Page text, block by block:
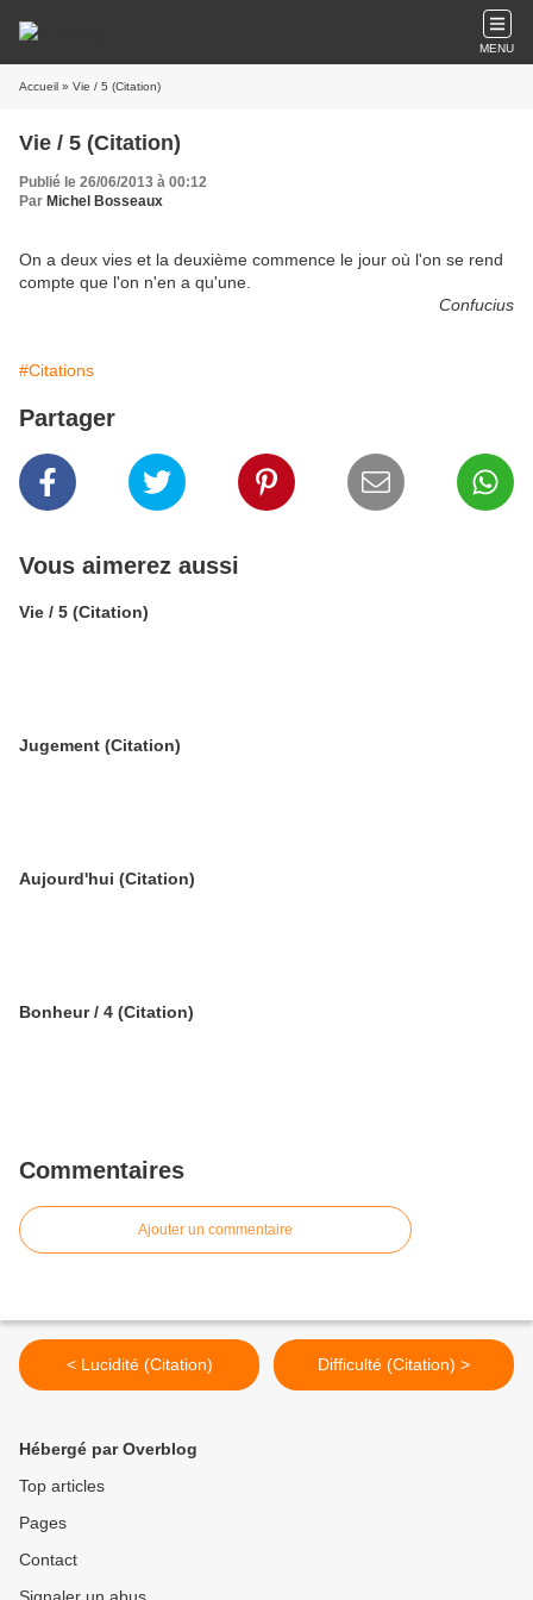
MENU
Accueil » Vie / 5 (Citation)
Vie / 5 (Citation)
Publié le 26/06/2013 à 00:12
Par Michel Bosseaux
On a deux vies et la deuxième commence le jour où l'on se rend
compte que l'on n'en a qu'une.
Confucius
#Citations
Partager
Vous aimerez aussi
Vie / 5 (Citation)
Jugement (Citation)
Aujourd'hui (Citation)
Bonheur / 4 (Citation)
Commentaires
Ajouter un commentaire
< Lucidité (Citation) Difficulté (Citation) >
Hébergé par Overblog
Top articles
Pages
Contact